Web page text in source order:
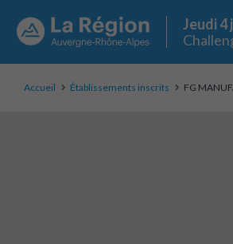
Jeudi 4
Accueil Établissements inscrits FG